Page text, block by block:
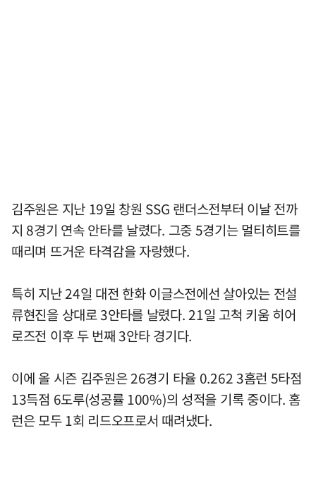
김주원은 지난 19일 창원 SSG 랜더스전부터 이날 전까
지 8경기 연속 안타를 날렸다. 그중 5경기는 멀티히트를
때리며 뜨거운 타격감을 자랑했다.
특히 지난 24일 대전 한화 이글스전에선 살아있는 전설
류현진을 상대로 3안타를 날렸다. 21일 고척 키움 히어
로즈전 이후 두 번째 3안타 경기다.
이에 올 시즌 김주원은 26경기 타율 0.262 3홈런 5타점
13득점 6도루(성공률 100%)의 성적을 기록 중이다. 홈
런은 모두 1회 리드오프로서 때려냈다.